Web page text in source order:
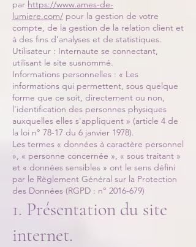
par https://www.ames-de-
lumiere.com/ pour la gestion de votre
compte, de la gestion de la relation client et
à des fins d’analyses et de statistiques.
Utilisateur : Internaute se connectant,
utilisant le site susnommé.
Informations personnelles : « Les
informations qui permettent, sous quelque
forme que ce soit, directement ou non,
l'identification des personnes physiques
auxquelles elles s'appliquent » (article 4 de
la loi n° 78-17 du 6 janvier 1978).
Les termes « données à caractère personnel
», « personne concernée », « sous traitant »
et « données sensibles » ont le sens défini
par le Règlement Général sur la Protection
des Données (RGPD : n° 2016-679)
1. Présentation du site
internet.